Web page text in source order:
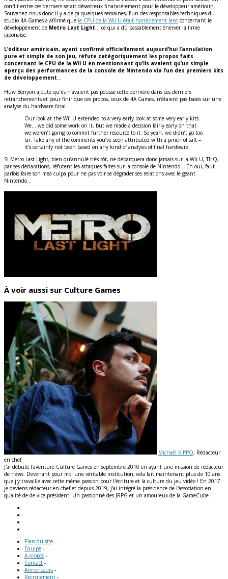
conflit entre ces derniers serait désastreux financièrement pour le développeur américain.
Souvenez-nous donc il y a de ça quelques semaines, l’un des responsables techniques du
studio 4A Games a affirmé que le CPU de la Wii U était horriblement lent concernant le
développement de Metro Last Light… ce qui a dû passablement énerver la firme
japonaise.
L’éditeur américain, ayant confirmé officiellement aujourd’hui l’annulation
pure et simple de son jeu, réfute catégoriquement les propos faits
concernant le CPU de la Wii U en mentionnant qu’ils avaient qu’un simple
aperçu des performances de la console de Nintendo via l’un des premiers kits
de développement…
Huw Benyon ajoute qu’ils n’avaient pas poussé cette dernière dans ces derniers
retranchements et pour finir que ces propos, ceux de 4A Games, n’étaient pas basés sur une
analyse du hardware final.
Our look at the Wii U extended to a very early look at some very early kits.
We… we did some work on it, but we made a decision fairly early on that
we weren’t going to commit further resource to it. So yeah, we didn’t go too
far. Take any of the comments you’ve seen attributed with a pinch of salt –
it’s certainly not been based on any kind of analysis of final hardware.
Si Metro Last Light, bien qu’annulé très tôt, ne débarquera donc jamais sur la Wii U, THQ,
par ses déclarations, réfutent les attaques faites sur la console de Nintendo… Eh oui, faut
parfois faire son mea culpa pour ne pas voir se dégrader ses relations avec le géant
Nintendo…
À voir aussi sur Culture Games
Michaël KIPPO, Rédacteur
en chef
J'ai débuté l'aventure Culture Games en septembre 2010 en ayant une mission de rédacteur
de news. Devenant pour moi une véritable institution, cela fait maintenant plus de 10 ans
que j'y travaille avec cette même passion pour l'écriture et la culture du jeu vidéo ! En 2017
je deviens rédacteur en chef et depuis 2019, j'ai intégré la présidence de l'association en
qualité de de vice-président. Un passionné des JRPG et un amoureux de la GameCube !
Plan du site -
Equipe -
A propos -
Contact -
Annonceurs -
Recrutement -